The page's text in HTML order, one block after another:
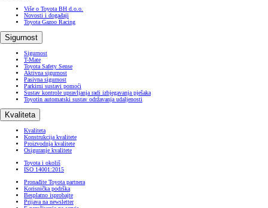
Više o Toyota BH d.o.o.
Novosti i događaji
Toyota Gazoo Racing
Sigurnost
Sigurnost
T-Mate
Toyota Safety Sense
Aktivna sigurnost
Pasivna sigurnost
Parkirni sustavi pomoći
Sustav kontrole upravljanja radi izbjegavanja pješaka
Toyotin automatski sustav održavanja udaljenosti
Kvaliteta
Kvaliteta
Konstrukcija kvalitete
Proizvodnja kvalitete
Osiguranje kvalitete
Toyota i okoliš
ISO 14001:2015
Pronađite Toyota partnera
Korisnička podrška
Besplatno isprobajte
Prijava na newsletter